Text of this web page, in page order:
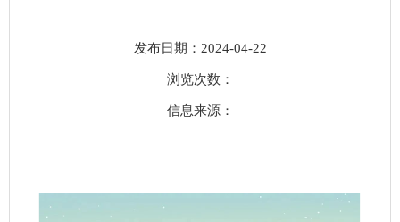
发布日期：2024-04-22
浏览次数：
信息来源：